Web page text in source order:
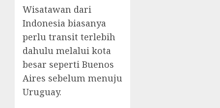
Wisatawan dari
Indonesia biasanya
perlu transit terlebih
dahulu melalui kota
besar seperti Buenos
Aires sebelum menuju
Uruguay.